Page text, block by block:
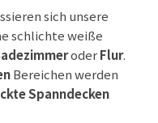
sich unsere
schlichte weiße
oderFlur.
Bereichen werden
Spanndecken